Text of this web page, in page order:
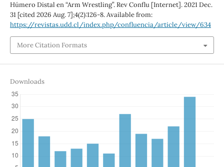
Húmero Distal en “Arm Wrestling”. Rev Conflu [Internet]. 2021 Dec.
31 [cited 2026 Aug. 7];4(2):126-8. Available from:
https://revistas.udd.cl/index.php/confluencia/article/view/634
More Citation Formats
Downloads